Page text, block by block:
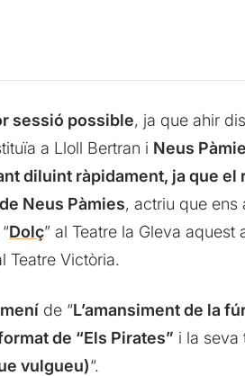
sessió possible, ja que ahir
a Lloll Bertran i Neus
diluint ràpidament, ja que
Neus Pàmies, actriu que ens
Dolç” al Teatre la Gleva aquest
Teatre Victòria.
de “L’amansiment de la
de “Els Pirates” i la seva
vulgueu)“.